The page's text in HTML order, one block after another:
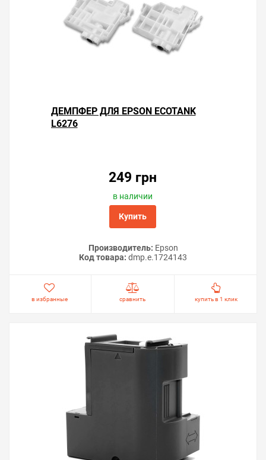
Решили купить чип «памперса» Epson EcoTank L6276 —
ДЕМПФЕР ДЛЯ EPSON ECOTANK
L6276
249 грн
в наличии
Купить
Производитель: Epson
Код товара: dmp.e.1724143
в избранные сравнить купить в 1 клик